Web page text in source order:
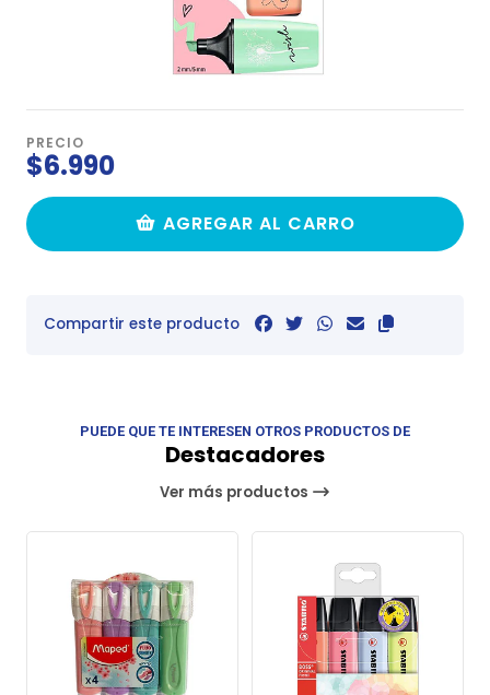
PRECIO
$6.990
AGREGAR AL CARRO
Compartir este producto
PUEDE QUE TE INTERESEN OTROS PRODUCTOS DE
Destacadores
Ver más productos